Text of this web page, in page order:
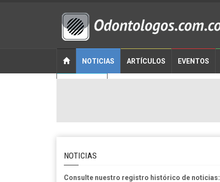
NOTICIAS ARTÍCULOS EVENTOS
NOTICIAS
Consulte nuestro registro histórico de noticias: